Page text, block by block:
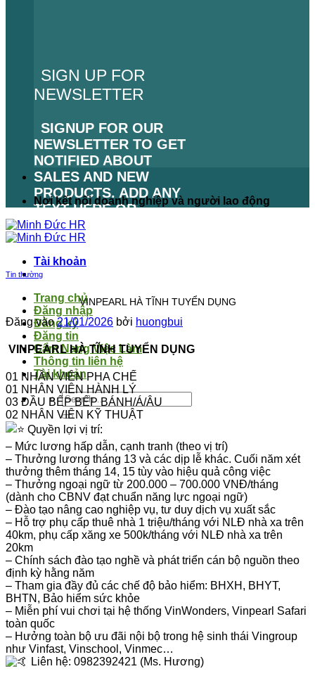
SIGN UP FOR
NEWSLETTER
SIGNUP FOR OUR
NEWSLETTER TO GET
NOTIFIED ABOUT
SALES AND NEW
PRODUCTS. ADD ANY
TEXT HERE OR
REMOVE IT.
LỖI:KHÔNG TÌM THẤY
BIỂU MẪU LIÊN HỆ.
Nơi kết nối doanh nghiệp và người lao động
Tài khoản
Trang chủ
Đăng nhập
Đăng ký
Đăng tin
Cẩm Nang Việc Làm
Thông tin liên hệ
Tài khoản
Tin thường
VINPEARL HÀ TĨNH TUYỂN DỤNG
Đăng vào21/01/2026 bởi huongbui
VINPEARL HÀ TĨNH TUYỂN DỤNG
01 NHÂN VIÊN PHA CHẾ
01 NHÂN VIÊN HÀNH LÝ
03 ĐẦU BẾP BẾP BÁNH/Á/ÂU
02 NHÂN VIÊN KỸ THUẬT
Quyền lợi vị trí:
– Mức lương hấp dẫn, cạnh tranh (theo vị trí)
– Thưởng lương tháng 13 và các dịp lễ khác. Cuối năm xét
thưởng thêm tháng 14, 15 tùy vào hiệu quả công việc
– Thưởng ngoại ngữ từ 200.000 – 700.000 VNĐ/tháng
(dành cho CBNV đạt chuẩn năng lực ngoại ngữ)
– Đào tạo nâng cao nghiệp vụ, tư duy dịch vụ xuất sắc
– Hỗ trợ phụ cấp thuê nhà 1 triệu/tháng với NLĐ nhà xa trên
40km, phụ cấp xăng xe 500k/tháng với NLĐ nhà xa trên
20km
– Chính sách đào tạo nghề và phát triển cán bộ nguồn theo
định kỳ hằng năm
– Tham gia đầy đủ các chế độ bảo hiểm: BHXH, BHYT,
BHTN, Bảo hiểm sức khỏe
– Miễn phí vui chơi tại hệ thống VinWonders, Vinpearl Safari
toàn quốc
– Hưởng toàn bộ ưu đãi nội bộ trong hệ sinh thái Vingroup
như Vinfast, Vinschool, Vinmec…
Liên hệ: 0982392421 (Ms. Hương)